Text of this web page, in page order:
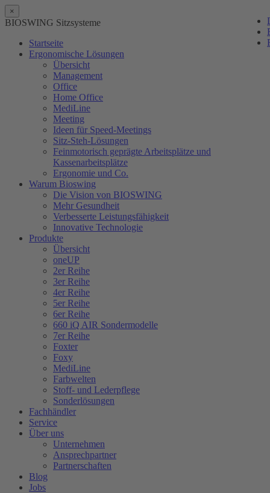
×
BIOSWING Sitzsysteme
Startseite
Ergonomische Lösungen
Übersicht
Management
Office
Home Office
MediLine
Meeting
Ideen für Speed-Meetings
Sitz-Steh-Lösungen
Feinmotorisch geprägte Arbeitsplätze und
Kassenarbeitsplätze
Ergonomie und Co.
Warum Bioswing
Die Vision von BIOSWING
Mehr Gesundheit
Verbesserte Leistungsfähigkeit
Innovative Technologie
Produkte
Übersicht
oneUP
2er Reihe
3er Reihe
4er Reihe
5er Reihe
6er Reihe
660 iQ AIR Sondermodelle
7er Reihe
Foxter
Foxy
MediLine
Farbwelten
Stoff- und Lederpflege
Sonderlösungen
Fachhändler
Service
Über uns
Unternehmen
Ansprechpartner
Partnerschaften
Blog
Jobs